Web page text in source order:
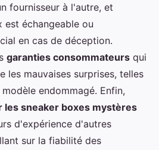
fournisseur à l'autre, et
est échangeable ou
en cas de déception.
garanties consommateurs qui
les mauvaises surprises, telles
endommagé. Enfin,
les sneaker boxes mystères
d'expérience d'autres
sur la fiabilité des